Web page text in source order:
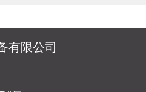
有限公司